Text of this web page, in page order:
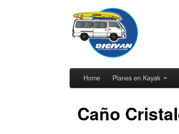
Home Planes en Kayak
Caño